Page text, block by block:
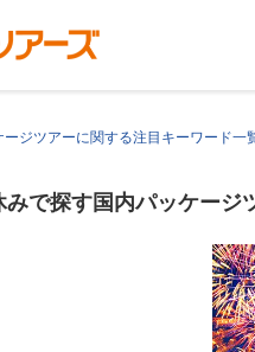
ージツアーに関する注目キーワード一
みで探す国内パッケージ